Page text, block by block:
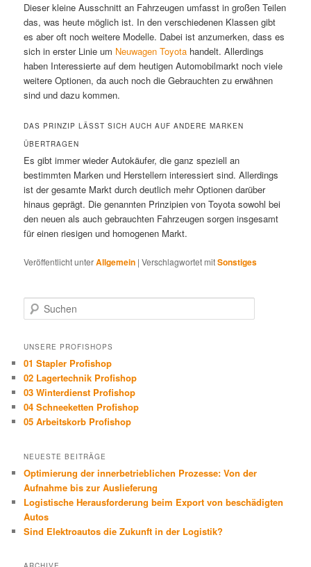
Dieser kleine Ausschnitt an Fahrzeugen umfasst in großen Teilen
das, was heute möglich ist. In den verschiedenen Klassen gibt
es aber oft noch weitere Modelle. Dabei ist anzumerken, dass es
sich in erster Linie um Neuwagen Toyota handelt. Allerdings
haben Interessierte auf dem heutigen Automobilmarkt noch viele
weitere Optionen, da auch noch die Gebrauchten zu erwähnen
sind und dazu kommen.
DAS PRINZIP LÄSST SICH AUCH AUF ANDERE MARKEN
ÜBERTRAGEN
Es gibt immer wieder Autokäufer, die ganz speziell an
bestimmten Marken und Herstellern interessiert sind. Allerdings
ist der gesamte Markt durch deutlich mehr Optionen darüber
hinaus geprägt. Die genannten Prinzipien von Toyota sowohl bei
den neuen als auch gebrauchten Fahrzeugen sorgen insgesamt
für einen riesigen und homogenen Markt.
Veröffentlicht unterAllgemein |Verschlagwortet mitSonstiges
Suchen
UNSERE PROFISHOPS
01 Stapler Profishop
02 Lagertechnik Profishop
03 Winterdienst Profishop
04 Schneeketten Profishop
05 Arbeitskorb Profishop
NEUESTE BEITRÄGE
Optimierung der innerbetrieblichen Prozesse: Von der
Aufnahme bis zur Auslieferung
Logistische Herausforderung beim Export von beschädigten
Autos
Sind Elektroautos die Zukunft in der Logistik?